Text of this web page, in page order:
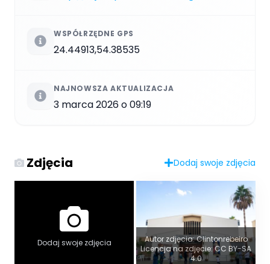
WSPÓŁRZĘDNE GPS
24.44913,54.38535
NAJNOWSZA AKTUALIZACJA
3 marca 2026 o 09:19
Zdjęcia Dodaj swoje zdjęcia
Dodaj swoje zdjęcia
Autor zdjęcia: Clintonrebeiro
Licencja na zdjęcie: CC BY-SA
4.0